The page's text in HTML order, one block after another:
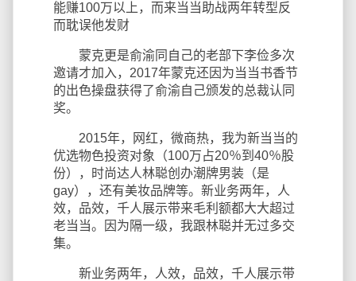
能赚100万以上，而来当当助战两年转型反
而耽误他发财
蒙克更是俞渝同自己的老部下李俭多次
邀请才加入，2017年蒙克还因为当当书香节
的出色操盘获得了俞渝自己颁发的总裁认同
奖。
2015年，网红，微商热，我为新当当的
优选物色投资对象（100万占20％到40％股
份），时尚达人林聪创办潮牌男装（是
gay），还有美妆品牌等。新业务两年，人
效，品效，千人展示带来毛利额都大大超过
老当当。因为隔一级，我跟林聪并无过多交
集。
新业务两年，人效，品效，千人展示带